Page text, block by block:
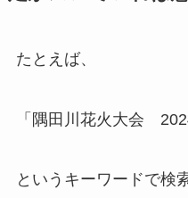
たとえば、
「隅田川花火大会
というキーワードで検